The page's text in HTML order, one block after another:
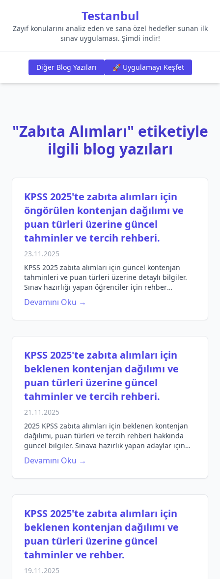
Testanbul
Zayıf konularını analiz eden ve sana özel hedefler sunan ilk
sınav uygulaması. Şimdi indir!
Diğer Blog Yazıları 🚀 Uygulamayı Keşfet
"Zabıta Alımları" etiketiyle
ilgili blog yazıları
KPSS 2025'te zabıta alımları için
öngörülen kontenjan dağılımı ve
puan türleri üzerine güncel
tahminler ve tercih rehberi.
23.11.2025
KPSS 2025 zabıta alımları için güncel kontenjan
tahminleri ve puan türleri üzerine detaylı bilgiler.
Sınav hazırlığı yapan öğrenciler için rehber
niteliğinde bilgiler.
Devamını Oku →
KPSS 2025'te zabıta alımları için
beklenen kontenjan dağılımı ve
puan türleri üzerine güncel
tahminler ve tercih rehberi.
21.11.2025
2025 KPSS zabıta alımları için beklenen kontenjan
dağılımı, puan türleri ve tercih rehberi hakkında
güncel bilgiler. Sınava hazırlık yapan adaylar için
bilgilendirici bir kılavuz.
Devamını Oku →
KPSS 2025'te zabıta alımları için
beklenen kontenjan dağılımı ve
puan türleri üzerine güncel
tahminler ve rehber.
19.11.2025